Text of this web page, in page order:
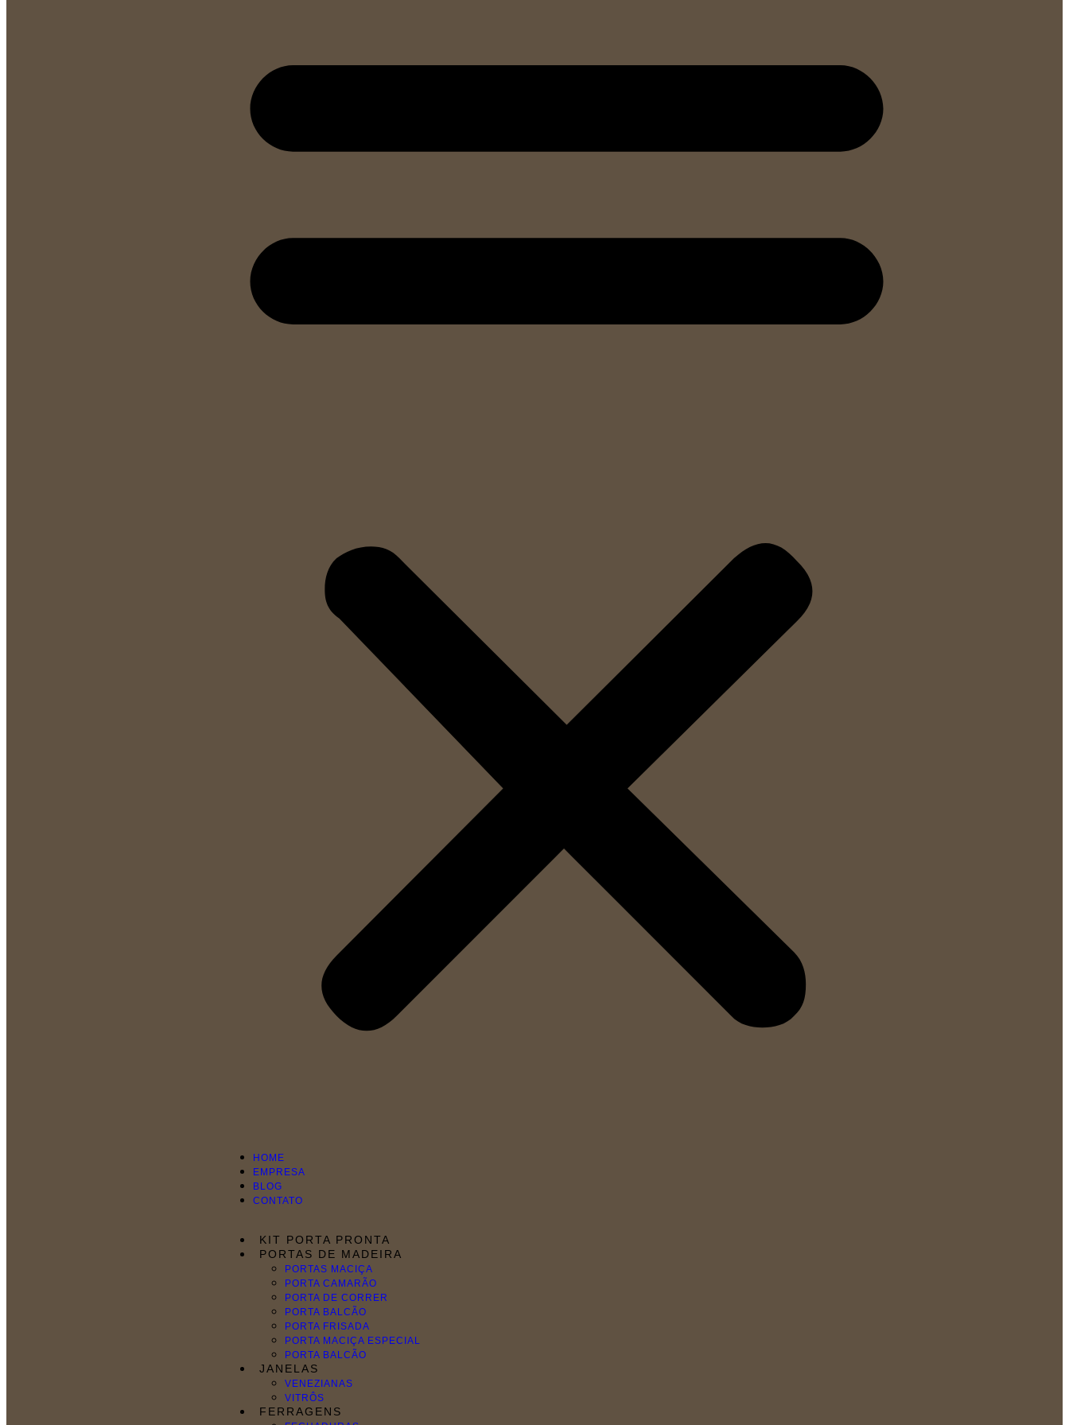
HOME
EMPRESA
BLOG
CONTATO
KIT PORTA PRONTA
PORTAS DE MADEIRA
PORTAS MACIÇA
PORTA CAMARÃO
PORTA DE CORRER
PORTA BALCÃO
PORTA FRISADA
PORTA MACIÇA ESPECIAL
PORTA BALCÃO
JANELAS
VENEZIANAS
VITRÔS
FERRAGENS